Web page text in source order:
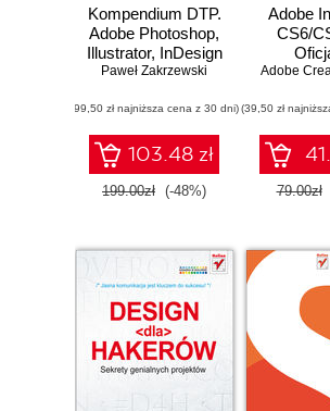
Kompendium DTP.
Adobe Photoshop,
Illustrator, InDesign
i Acrobat w
III
Paweł Zakrzewski
(99,50 zł najniższa cena z 30 dni)
103.48 zł
199.00zł (-48%)
Adobe
CS6/
Adobe
(39,50 zł
79.00zł